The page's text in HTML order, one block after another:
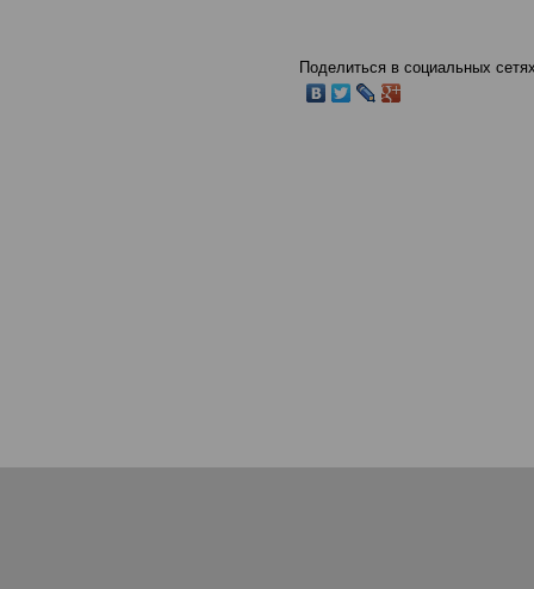
Поделиться в социальных